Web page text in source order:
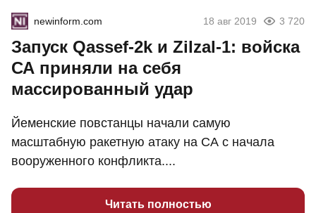
newinform.com 18 авг 2019 3 720
Запуск Qassef-2k и Zilzal-1: войска
СА приняли на себя
массированный удар
Йеменские повстанцы начали самую
масштабную ракетную атаку на СА с начала
вооруженного конфликта....
Читать полностью